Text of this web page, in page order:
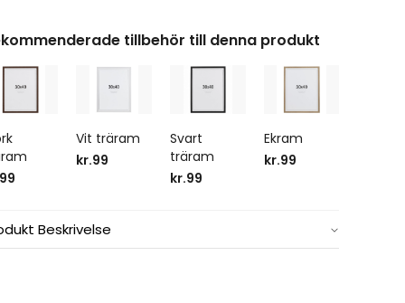
tillbehör till denna produkt
Vit träram
kr.99
Svart
träram
kr.99
Ekram
kr.99
Beskrivelse